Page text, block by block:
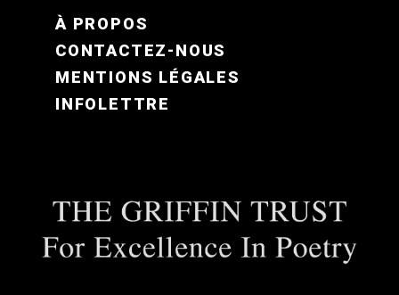
FOOTER MENU FR
À PROPOS
CONTACTEZ-NOUS
MENTIONS LÉGALES
INFOLETTRE